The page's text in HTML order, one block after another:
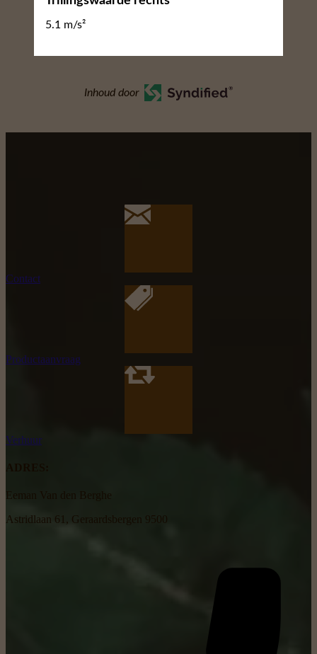
5.1 m/s²
Inhoud door
Contact
Productaanvraag
Verhuur
Astridlaan 61, Geraardsbergen 9500